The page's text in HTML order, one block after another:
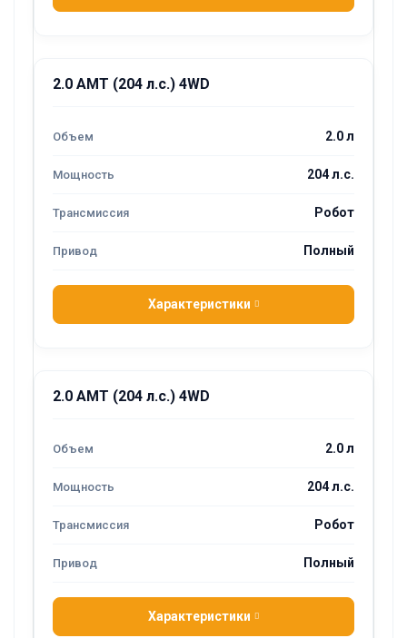
2.0 AMT (204 л.с.) 4WD
2.0 л
204 л.с.
Робот
Полный
Характеристики
2.0 AMT (204 л.с.) 4WD
2.0 л
204 л.с.
Робот
Полный
Характеристики